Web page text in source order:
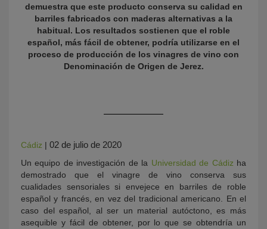
demuestra que este producto conserva su calidad en
barriles fabricados con maderas alternativas a la
habitual. Los resultados sostienen que el roble
español, más fácil de obtener, podría utilizarse en el
proceso de producción de los vinagres de vino con
Denominación de Origen de Jerez.
Cádiz | 02 de julio de 2020
Un equipo de investigación de la Universidad de Cádiz ha
demostrado que el vinagre de vino conserva sus
cualidades sensoriales si envejece en barriles de roble
español y francés, en vez del tradicional americano. En el
caso del español, al ser un material autóctono, es más
asequible y fácil de obtener, por lo que se obtendría un